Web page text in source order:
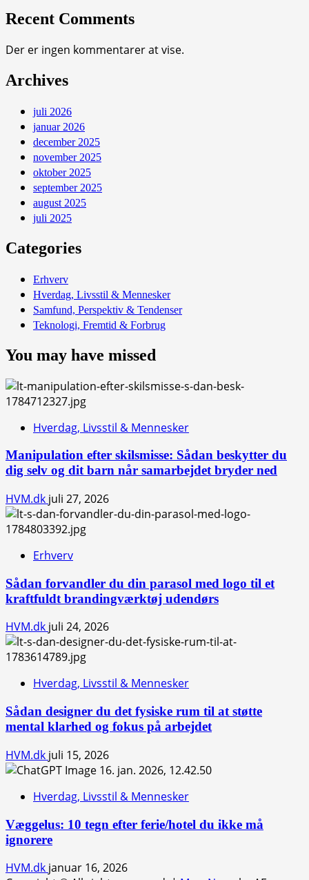
Recent Comments
Der er ingen kommentarer at vise.
Archives
juli 2026
januar 2026
december 2025
november 2025
oktober 2025
september 2025
august 2025
juli 2025
Categories
Erhverv
Hverdag, Livsstil & Mennesker
Samfund, Perspektiv & Tendenser
Teknologi, Fremtid & Forbrug
You may have missed
Hverdag, Livsstil & Mennesker
Manipulation efter skilsmisse: Sådan beskytter du
dig selv og dit barn når samarbejdet bryder ned
HVM.dk juli 27, 2026
Erhverv
Sådan forvandler du din parasol med logo til et
kraftfuldt brandingværktøj udendørs
HVM.dk juli 24, 2026
Hverdag, Livsstil & Mennesker
Sådan designer du det fysiske rum til at støtte
mental klarhed og fokus på arbejdet
HVM.dk juli 15, 2026
Hverdag, Livsstil & Mennesker
Væggelus: 10 tegn efter ferie/hotel du ikke må
ignorere
HVM.dk januar 16, 2026